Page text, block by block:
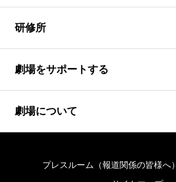
研修所
劇場をサポートする
劇場について
プレスルーム（報道関係の皆様へ）